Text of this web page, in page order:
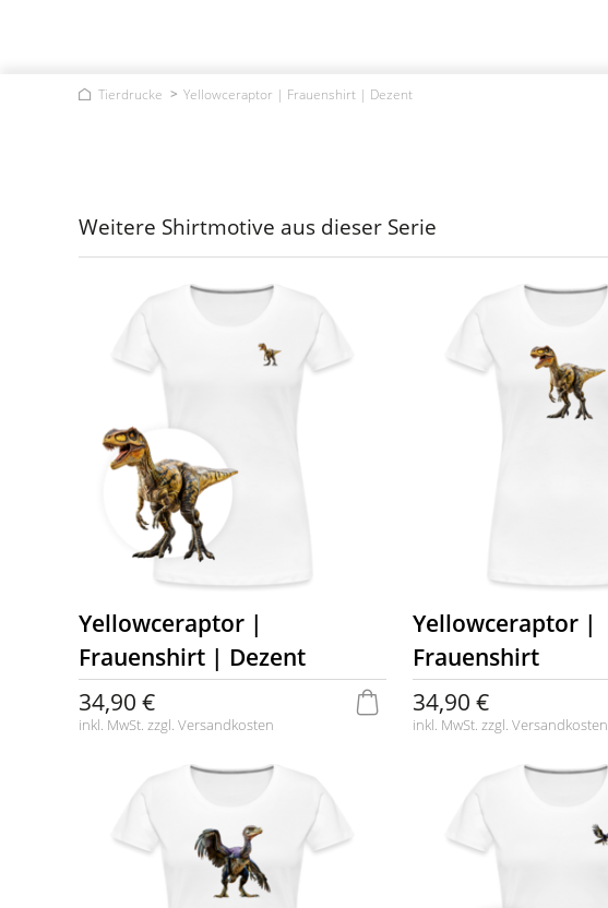
Tierdrucke Yellowceraptor | Frauenshirt | Dezent
Weitere Shirtmotive aus dieser Serie
Yellowceraptor |
Frauenshirt | Dezent
34,90 €
inkl. MwSt. zzgl. Versandkosten
Yellowceraptor |
Frauenshirt
34,90 €
inkl. MwSt. zzgl. Versandkosten